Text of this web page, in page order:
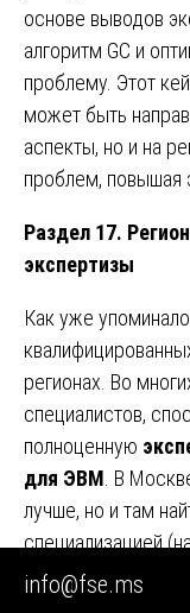
основе выводов
алгоритм GC и
проблему. Этот
может быть
аспекты, но и на
проблем, повышая
Раздел 17.
экспертизы
Как уже
регионах. Во
специалистов,
полноценную
для ЭВМ . В
лучше, но и там
специализацией
анализу
осознаем эту
info@fse.ms